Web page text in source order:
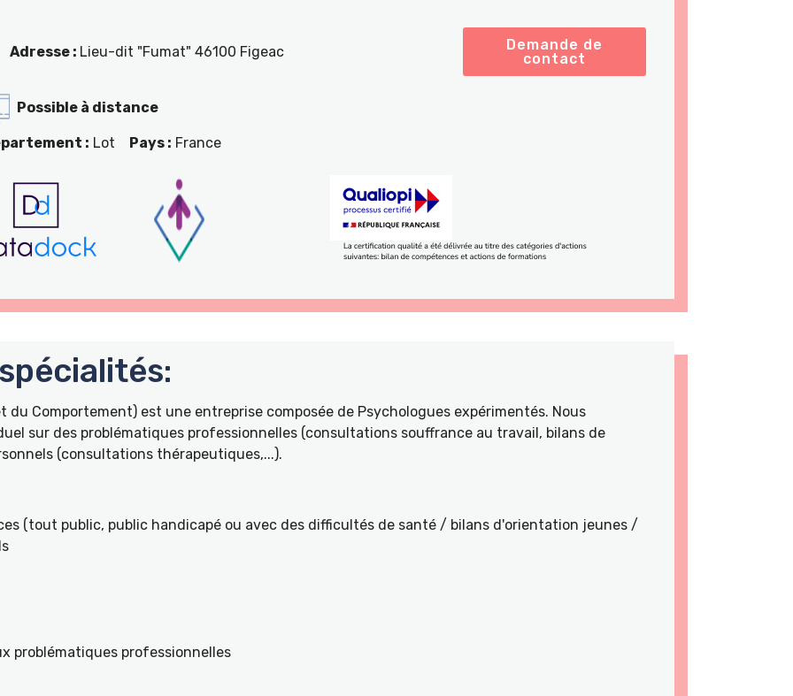
Adresse : Lieu-dit "Fumat" 46100 Figeac
Demande de
contact
Possible à distance
: Lot Pays : France
Comportement) est une entreprise composée de Psychologues expérimentés. Nous
sur des problématiques professionnelles (consultations souffrance au travail, bilans de
(consultations thérapeutiques,...).
(tout public, public handicapé ou avec des difficultés de santé / bilans d'orientation jeunes /
problématiques professionnelles